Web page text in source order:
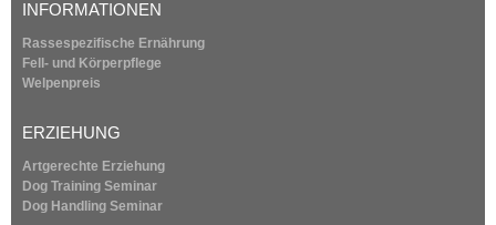
)
INFORMATIONEN
Rassespezifische Ernährung
Fell- und Körperpflege
Welpenpreis
ERZIEHUNG
Artgerechte Erziehung
Dog Training Seminar
Dog Handling Seminar